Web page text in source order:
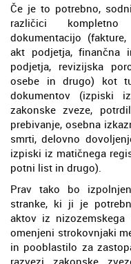
Če je to potrebno,
različici
dokumentacijo
akt podjetja, finančna
podjetja, revizijska
osebe in drugo) kot
dokumentov (izpiski
zakonske zveze,
prebivanje, osebna
smrti, delovno
izpiski iz matičnega
potni list in drugo).
Prav tako bo
stranke, ki ji je
aktov iz
omenjeni strokovnjaki
in pooblastilo za
razvezi zakonske